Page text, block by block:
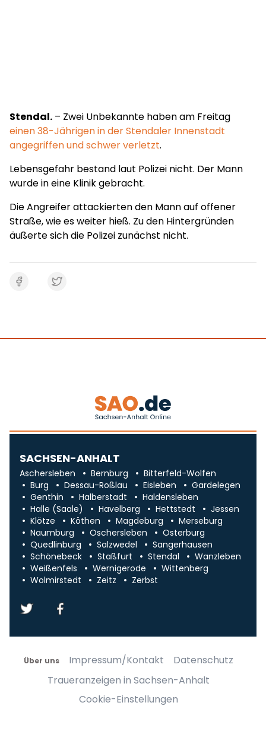
Stendal. – Zwei Unbekannte haben am Freitag
einen 38-Jährigen in der Stendaler Innenstadt
angegriffen und schwer verletzt.
Lebensgefahr bestand laut Polizei nicht. Der Mann
wurde in eine Klinik gebracht.
Die Angreifer attackierten den Mann auf offener
Straße, wie es weiter hieß. Zu den Hintergründen
äußerte sich die Polizei zunächst nicht.
SACHSEN-ANHALT
Aschersleben Bernburg
Bitterfeld-Wolfen
Burg
Dessau-Roßlau Eisleben
Gardelegen
Genthin
Halberstadt
Haldensleben
Halle (Saale)
Havelberg Hettstedt
Jessen
Klötze
Köthen Magdeburg
Merseburg
Naumburg
Oschersleben
Osterburg
Quedlinburg
Salzwedel
Sangerhausen
Schönebeck
Staßfurt Stendal
Wanzleben
Weißenfels
Wernigerode
Wittenberg
Wolmirstedt
Zeitz Zerbst
Über uns Impressum/Kontakt
Datenschutz
Traueranzeigen in Sachsen-Anhalt
Cookie-Einstellungen